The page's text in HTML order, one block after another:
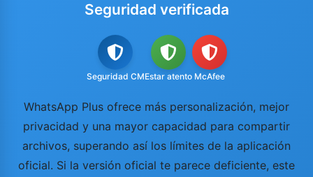
Seguridad verificada
Seguridad CMEstar atento McAfee
WhatsApp Plus ofrece más personalización, mejor
privacidad y una mayor capacidad para compartir
archivos, superando así los límites de la aplicación
oficial. Si la versión oficial te parece deficiente, este